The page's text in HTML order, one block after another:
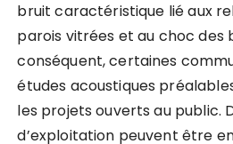
bruit caractéristique lié aux
parois vitrées et au choc des
conséquent, certaines
études acoustiques
les projets ouverts au public.
d’exploitation peuvent être